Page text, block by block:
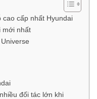
cao cấp nhất Hyundai
mới nhất
đối tác lớn khi